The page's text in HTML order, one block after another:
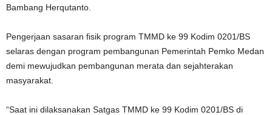
Bambang Herqutanto.
Pengerjaan sasaran fisik program TMMD ke 99 Kodim 0201/BS
selaras dengan program pembangunan Pemerintah Pemko Medan
demi mewujudkan pembangunan merata dan sejahterakan
masyarakat.
“Saat ini dilaksanakan Satgas TMMD ke 99 Kodim 0201/BS di